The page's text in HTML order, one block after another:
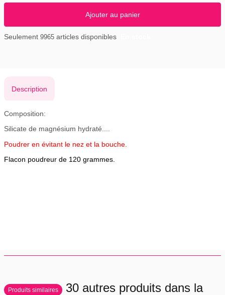
Ajouter au panier
Seulement 9965 articles disponibles
Description
Composition:
Silicate de magnésium hydraté....
Poudrer en évitant le nez et la bouche.
Flacon poudreur de 120 grammes.
Produits similaires
30 autres produits dans la